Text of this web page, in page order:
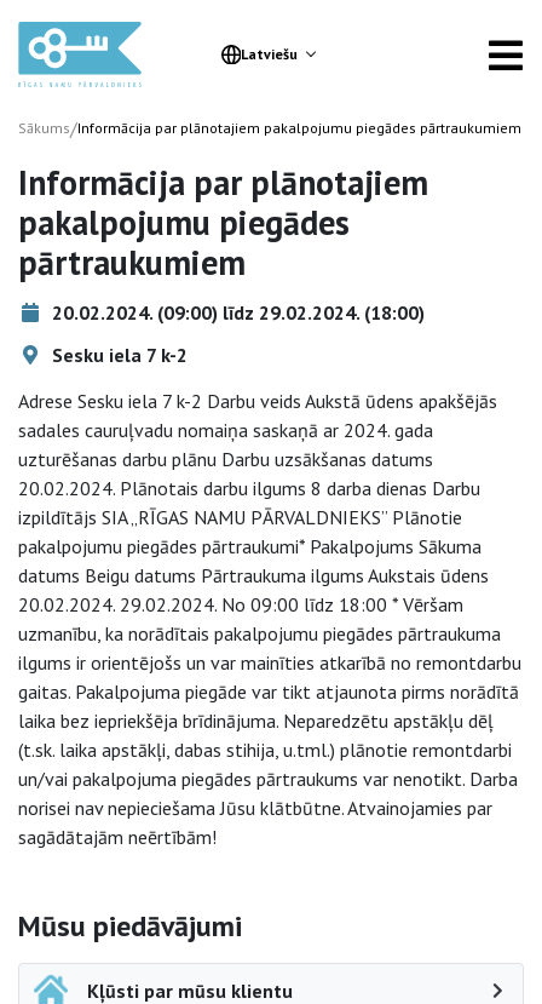
Latviešu
Sākums/Informācija par plānotajiem pakalpojumu piegādes pārtraukumiem
Informācija par plānotajiem
pakalpojumu piegādes
pārtraukumiem
20.02.2024. (09:00) līdz 29.02.2024. (18:00)
Sesku iela 7 k-2
Adrese Sesku iela 7 k-2 Darbu veids Aukstā ūdens apakšējās
sadales cauruļvadu nomaiņa saskaņā ar 2024. gada
uzturēšanas darbu plānu Darbu uzsākšanas datums
20.02.2024. Plānotais darbu ilgums 8 darba dienas Darbu
izpildītājs SIA „RĪGAS NAMU PĀRVALDNIEKS” Plānotie
pakalpojumu piegādes pārtraukumi* Pakalpojums Sākuma
datums Beigu datums Pārtraukuma ilgums Aukstais ūdens
20.02.2024. 29.02.2024. No 09:00 līdz 18:00 * Vēršam
uzmanību, ka norādītais pakalpojumu piegādes pārtraukuma
ilgums ir orientējošs un var mainīties atkarībā no remontdarbu
gaitas. Pakalpojuma piegāde var tikt atjaunota pirms norādītā
laika bez iepriekšēja brīdinājuma. Neparedzētu apstākļu dēļ
(t.sk. laika apstākļi, dabas stihija, u.tml.) plānotie remontdarbi
un/vai pakalpojuma piegādes pārtraukums var nenotikt. Darba
norisei nav nepieciešama Jūsu klātbūtne. Atvainojamies par
sagādātajām neērtībām!
Sāna navigācija
Mūsu piedāvājumi
Kļūsti par mūsu klientu